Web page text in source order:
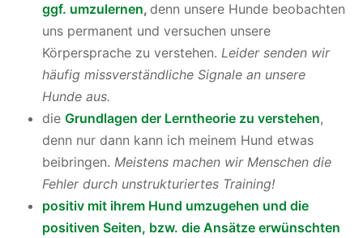
ggf. umzulernen, denn unsere Hunde beobachten
uns permanent und versuchen unsere
Körpersprache zu verstehen. Leider senden wir
häufig missverständliche Signale an unsere
Hunde aus.
die Grundlagen der Lerntheorie zu verstehen,
denn nur dann kann ich meinem Hund etwas
beibringen. Meistens machen wir Menschen die
Fehler durch unstrukturiertes Training!
positiv mit ihrem Hund umzugehen und die
positiven Seiten, bzw. die Ansätze erwünschten